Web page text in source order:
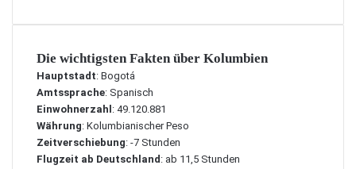
Die wichtigsten Fakten über Kolumbien
Hauptstadt: Bogotá
Amtssprache: Spanisch
Einwohnerzahl : 49.120.881
Währung: Kolumbianischer Peso
Zeitverschiebung: -7 Stunden
Flugzeit ab Deutschland : ab 11,5 Stunden